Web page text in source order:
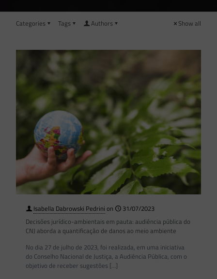
Categories Tags Authors Show all
Isabella Dabrowski Pedrini on
31/07/2023
Decisões jurídico-ambientais em pauta: audiência pública do
CNJ aborda a quantificação de danos ao meio ambiente
No dia 27 de julho de 2023, foi realizada, em uma iniciativa
do Conselho Nacional de Justiça, a Audiência Pública, com o
objetivo de receber sugestões […]